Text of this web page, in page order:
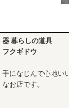
器 暮らしの道具
フクギドウ
手になじんで心地い
なお店です。